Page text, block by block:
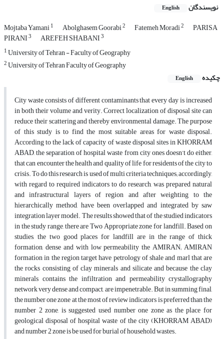
نویسندگان English
Mojtaba Yamani1 Abolghasem Goorabi2 Fatemeh Moradi2 PARISA
PIRANI3 AREFEH SHABANI3
1University of Tehran - Faculty of Geography
2University of Tehran Faculty of Geography
چکیده
English
City waste consists of different contaminants that every day is increased
in both their volume and verity. Correct localization of disposal site can
reduce their scattering and thereby environmental damage. The purpose
of this study is to find the most suitable areas for waste disposal.
According to the lack of capacity of waste disposal sites in KHORRAM
ABAD, the separation of hospital waste from city ones doesn’t do either,
that can encounter the health and quality of life for residents of the city to
crisis. To do this research is used of multi criteria techniques; accordingly,
with regard to required indicators to do research, was prepared natural
and infrastructural layers of region and after weighting to the
hierarchically method, have been overlapped and integrated by saw
integration layer model. The results showed that of the studied indicators
in the study range, there are Two Appropriate zone for landfill. Based on
studies, the two good places for landfill are in the range of thick
formation, dense and with low permeability the AMIRAN; AMIRAN
formation in the region target have petrology of shale and marl that are
the rocks consisting of clay minerals and silicate and because the clay
minerals contains the infiltration and permeability crystallography
network very dense and compact, are impenetrable. But in summing final,
the number one zone at the most of review indicators is preferred than the
number 2 zone, is suggested used number one zone as the place for
geological disposal of hospital waste of the city (KHORRAM ABAD)
and number 2 zone is be used for burial of household wastes.